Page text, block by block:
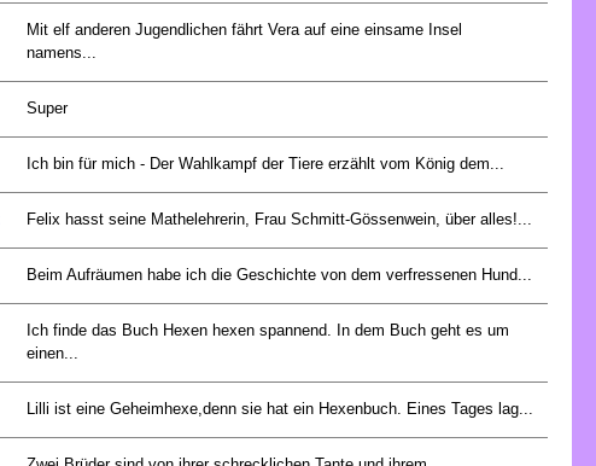
Mit elf anderen Jugendlichen fährt Vera auf eine einsame Insel
namens...
Super
Ich bin für mich - Der Wahlkampf der Tiere erzählt vom König dem...
Felix hasst seine Mathelehrerin, Frau Schmitt-Gössenwein, über alles!...
Beim Aufräumen habe ich die Geschichte von dem verfressenen Hund...
Ich finde das Buch Hexen hexen spannend. In dem Buch geht es um
einen...
Lilli ist eine Geheimhexe,denn sie hat ein Hexenbuch. Eines Tages lag...